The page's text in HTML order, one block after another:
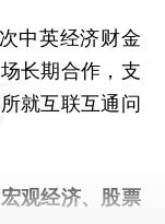
中英经济财金
长期合作，支
就互联互通问
观经济、股票